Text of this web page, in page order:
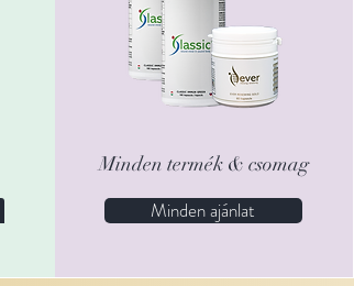
Minden termék & csomag
Minden ajánlat